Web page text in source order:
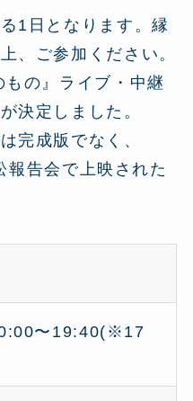
1日となります。縁
、ご参加ください。
の』ライブ・中継
決定しました。
完成版でなく、
告会で上映された
〜19:40(※17